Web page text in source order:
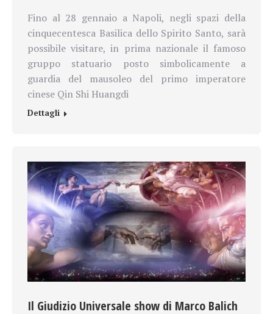
Fino al 28 gennaio a Napoli, negli spazi della
cinquecentesca Basilica dello Spirito Santo, sarà
possibile visitare, in prima nazionale il famoso
gruppo statuario posto simbolicamente a
guardia del mausoleo del primo imperatore
cinese Qin Shi Huangdi
Dettagli
Il Giudizio Universale show di Marco Balich